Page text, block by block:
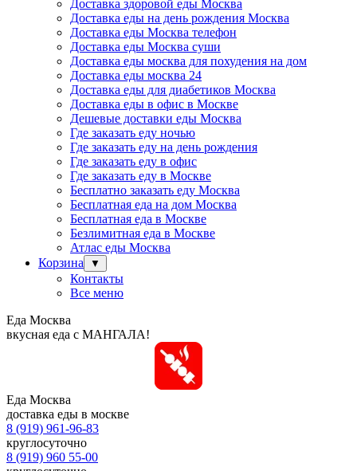
Доставка здоровой еды Москва
Доставка еды на день рождения Москва
Доставка еды Москва телефон
Доставка еды Москва суши
Доставка еды москва для похудения на дом
Доставка еды москва 24
Доставка еды для диабетиков Москва
Доставка еды в офис в Москве
Дешевые доставки еды Москва
Где заказать еду ночью
Где заказать еду на день рождения
Где заказать еду в офис
Где заказать еду в Москве
Бесплатно заказать еду Москва
Бесплатная еда на дом Москва
Бесплатная еда в Москве
Безлимитная еда в Москве
Атлас еды Москва
Корзина
▼
Контакты
Все меню
Еда Москва
вкусная еда с МАНГАЛА!
Еда Москва
доставка еды в москве
8 (919) 961-96-83
круглосуточно
8 (919) 960 55-00